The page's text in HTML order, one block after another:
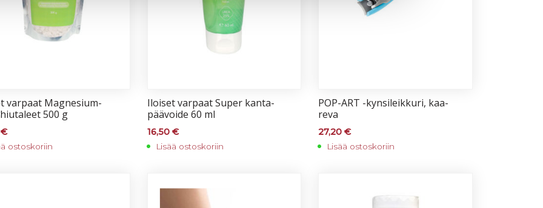
var­paat Mag­ne­sium-
500 g
€
ostoskoriin
Iloi­set var­paat Su­per kan­ta­
pää­voi­de 60 ml
16,50 €
Lisää ostoskoriin
POP-ART -kyn­si­leik­ku­ri, kaa­
re­va
27,20€
Lisää ostoskoriin